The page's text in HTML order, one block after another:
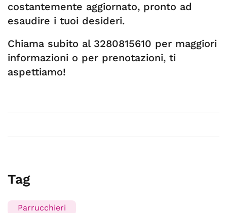
costantemente aggiornato, pronto ad
esaudire i tuoi desideri.
Chiama subito al 3280815610 per maggiori
informazioni o per prenotazioni, ti
aspettiamo!
Tag
Parrucchieri